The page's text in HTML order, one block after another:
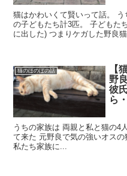
猫はかわいくて賢いって話。
の子どもたち計3匹。 子どもた
に出した) つまりケガした野良
猫のほのぼの話
【
野
彼
ら
うちの家族は 両親と私と猫の4
て来た 元野良で気の強いオスの
私たち家族に...